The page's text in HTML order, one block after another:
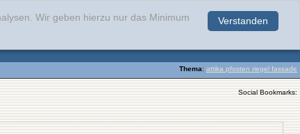
Verstanden
Wir geben hierzu nur das Minimum
Thema: attika pfosten riegel fassade
Social Bookmarks: